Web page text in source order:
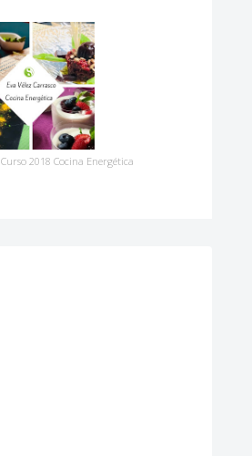
Curso 2018 Cocina Energética